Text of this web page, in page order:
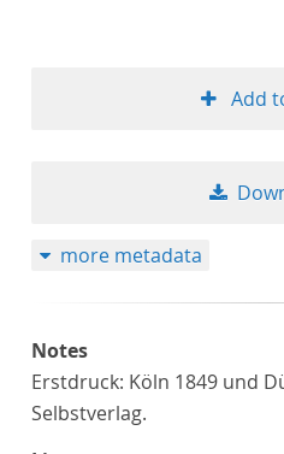
Add
more metadata
Notes
Erstdruck: Köln 1849 und
Selbstverlag.